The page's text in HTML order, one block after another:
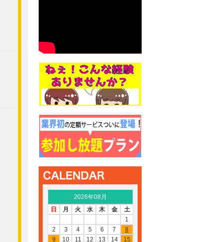
2026年08月
日
月 火 水 木 金
土
1
2
3 4 5 6 7
8
9
10 11 12 13 14
15